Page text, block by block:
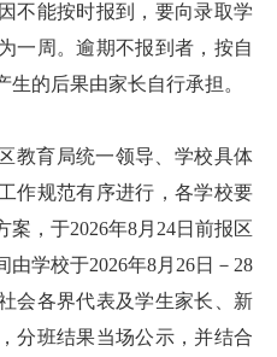
不能按时报到，要向录取学
一周。逾期不报到者，按自
的后果由家长自行承担。
教育局统一领导、学校具体
作规范有序进行，各学校要
，于2026年8月24日前报区
学校于2026年8月26日－28
会各界代表及学生家长、新
分班结果当场公示，并结合